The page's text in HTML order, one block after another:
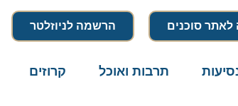
סוכנים הרשמה לניוזלטר
תרבות ואוכל קרוזים